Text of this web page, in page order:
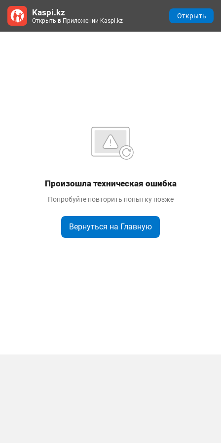
Произошла техническая ошибка
Попробуйте повторить попытку позже
Вернуться на Главную
Kaspi.kz
Открыть в Приложении Kaspi.kz
Открыть